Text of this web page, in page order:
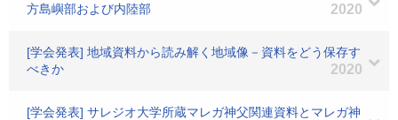
方島嶼部および内陸部
2020
[学会発表] 地域資料から読み解く地域像－資料をどう保存す
べきか
2020
[学会発表] サレジオ大学所蔵マレガ神父関連資料とマレガ神